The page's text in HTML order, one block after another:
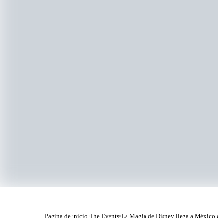
Pagina de inicio The Events La Magia de Disney llega a México